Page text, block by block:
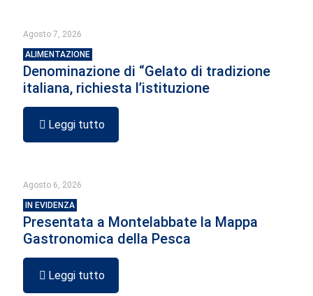
Agosto 7, 2026
ALIMENTAZIONE
Denominazione di “Gelato di tradizione
italiana, richiesta l’istituzione
Leggi tutto
Agosto 6, 2026
IN EVIDENZA
Presentata a Montelabbate la Mappa
Gastronomica della Pesca
Leggi tutto